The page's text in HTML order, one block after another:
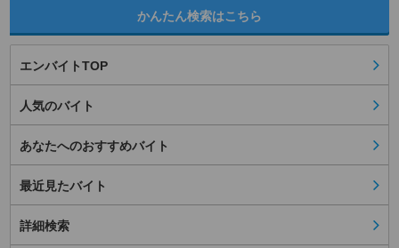
かんたん検索はこちら
エンバイトTOP
人気のバイト
あなたへのおすすめバイト
最近見たバイト
詳細検索